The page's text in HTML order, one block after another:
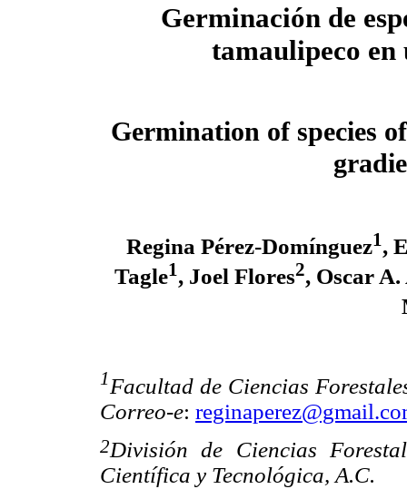
Germinación de
tamaulipeco
Germination of species
Regina Pérez-Domínguez1 ,
Tagle1, Joel Flores2, Oscar
1 Facultad de Ciencias
Correo-e:
2División de Ciencias
Científica y Tecnológica, A.C.